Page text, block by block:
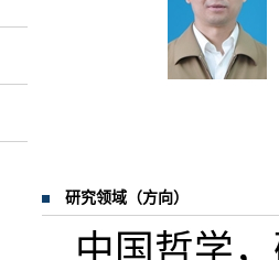
研究领域（方向）
中国哲学